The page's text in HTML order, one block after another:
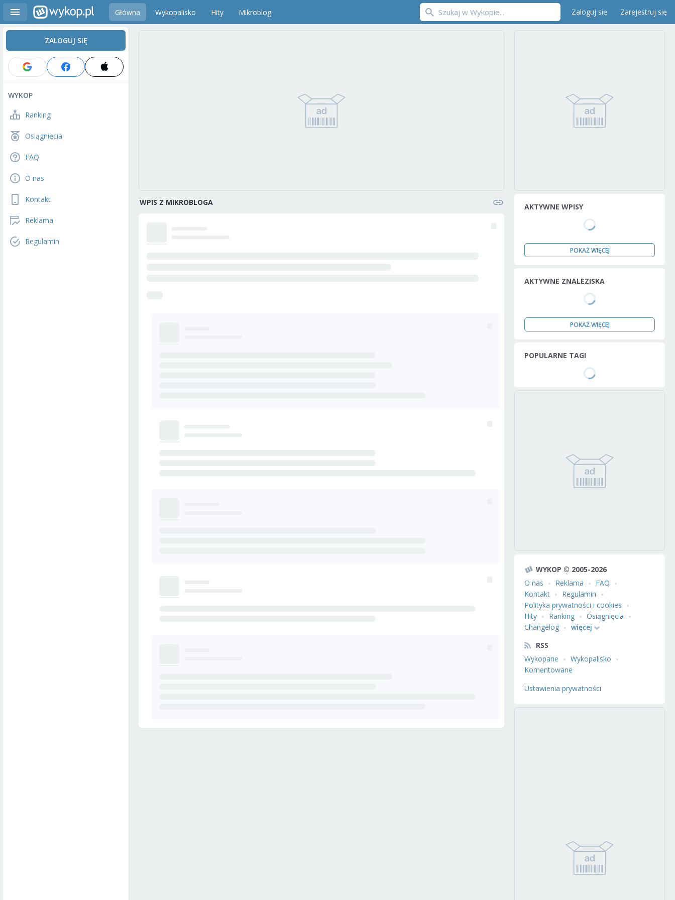
Główna Wykopalisko Hity Mikroblog Zaloguj się Zarejestruj się
ZALOGUJ SIĘ
WYKOP
Ranking
Osiągnięcia
FAQ
O nas
Kontakt
Reklama
Regulamin
WPIS Z MIKROBLOGA AKTYWNE WPISY
POKAŻ WIĘCEJ
AKTYWNE ZNALEZISKA
POKAŻ WIĘCEJ
POPULARNE TAGI
WYKOP © 2005-2026
O nas
Reklama
FAQ
Kontakt
Regulamin
Polityka prywatności i cookies
Hity
Ranking
Osiągnięcia
Changelog
więcej
RSS
Wykopane
Wykopalisko
Komentowane
Ustawienia prywatności